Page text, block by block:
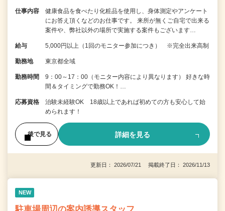
仕事内容
健康食品を食べたり化粧品を使用し、身体測定やアンケート
にお答え頂くなどのお仕事です。 来所が無くご自宅で出来る
案件や、弊社以外の場所で実施する案件もございます…
給与 5,000円以上（1回のモニター参加につき） ※完全出来高制
勤務地 東京都全域
勤務時間
9：00～17：00（モニター内容により異なります） 好きな時
間＆タイミングで勤務OK！…
応募資格
治験未経験OK 18歳以上であれば初めての方も安心して始
められます！
後で見る 詳細を見る
更新日： 2026/07/21 掲載終了日： 2026/11/13
NEW